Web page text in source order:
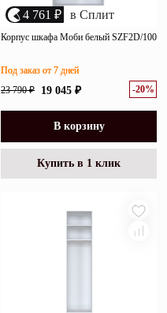
4 761 ₽ в Сплит
Корпус шкафа Моби белый SZF2D/100
23 790 ₽ 19 045 ₽ -20%
Под заказ от 7 дней
В корзину
Купить в 1 клик